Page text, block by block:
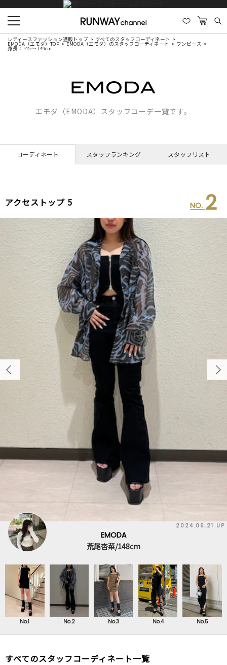
レディースファッション通販トップ すべてのスタッフコーディネート
EMODA（エモダ）TOP EMODA（エモダ）のスタッフコーディネート ワンピース
身長：145 ～ 149cm
エモダ（EMODA）スタッフコーデ一覧です。
コーディネート スタッフランキング スタッフリスト
アクセストップ 5 NO. 2
2024.06.21 UP
EMODA
荒尾杏菜/148cm
No.1 No.2 No.3 No.4 No.5
すべてのスタッフコーディネート一覧